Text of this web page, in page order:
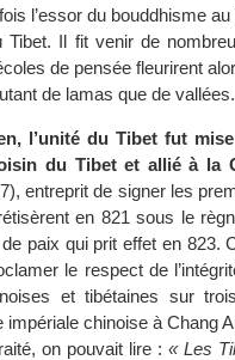
l’essor du bouddhisme
Tibet. Il fit venir de
de pensée fleurirent
de lamas que de vallées.
l’unité du Tibet fut
du Tibet et allié à la
entreprit de signer les
en 821 sous le
paix qui prit effet en 823.
le respect de
et tibétaines sur
chinoise à Chang
on pouvait lire : « Les